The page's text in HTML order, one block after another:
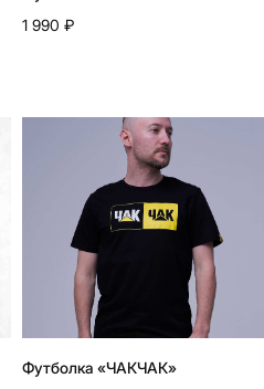
1 990 ₽
Футболка «ЧАКЧАК»
разработано в webius.pro